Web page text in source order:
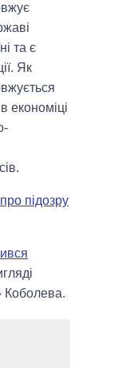
та є
Як
економіці
підозру
Коболева.